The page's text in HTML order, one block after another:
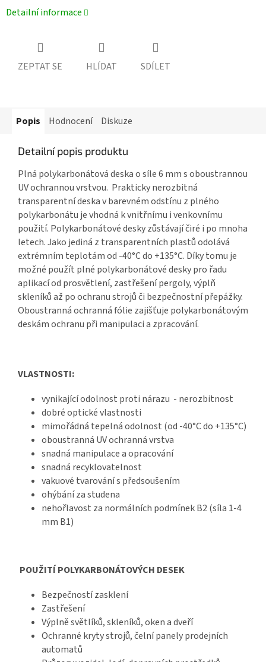
Detailní informace
ZEPTAT SE HLÍDAT SDÍLET
Popis Hodnocení Diskuze
Detailní popis produktu
Plná polykarbonátová deska o síle 6 mms oboustrannou
UV ochrannou vrstvou. Prakticky nerozbitná
transparentní deska v barevném odstínu z plného
polykarbonátu je vhodná k vnitřnímu i venkovnímu
použití. Polykarbonátové deskyzůstávají čiré i po mnoha
letech. Jako jediná z transparentních plastů odolává
extrémním teplotám od -40°C do +135°C. Díky tomu je
možné použít plné polykarbonátové deskypro řadu
aplikací od prosvětlení, zastřešení pergoly, výplň
skleníků až po ochranu strojů či bezpečnostní přepážky.
Oboustranná ochranná fólie zajišťuje polykarbonátovým
deskámochranu při manipulaci a zpracování.
VLASTNOSTI:
vynikající odolnost proti nárazu - nerozbitnost
dobré optické vlastnosti
mimořádná tepelná odolnost (od -40°C do +135°C)
oboustranná UV ochranná vrstva
snadná manipulace a opracování
snadná recyklovatelnost
vakuové tvarování s předsoušením
ohýbání za studena
nehořlavost za normálních podmínek B2 (síla 1-4
mm B1)
POUŽITÍ POLYKARBONÁTOVÝCH DESEK
Bezpečností zasklení
Zastřešení
Výplně světlíků, skleníků, oken a dveří
Ochranné kryty strojů, čelní panely prodejních
automatů